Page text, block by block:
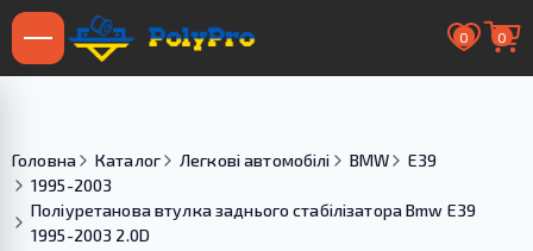
0 0
Головна Каталог Легкові автомобілі BMW
E39
1995-2003
Поліуретанова втулка заднього стабілізатора Bmw E39
1995-2003 2.0D